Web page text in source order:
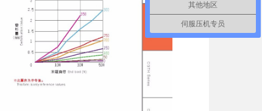
其他地区
伺服压机专员